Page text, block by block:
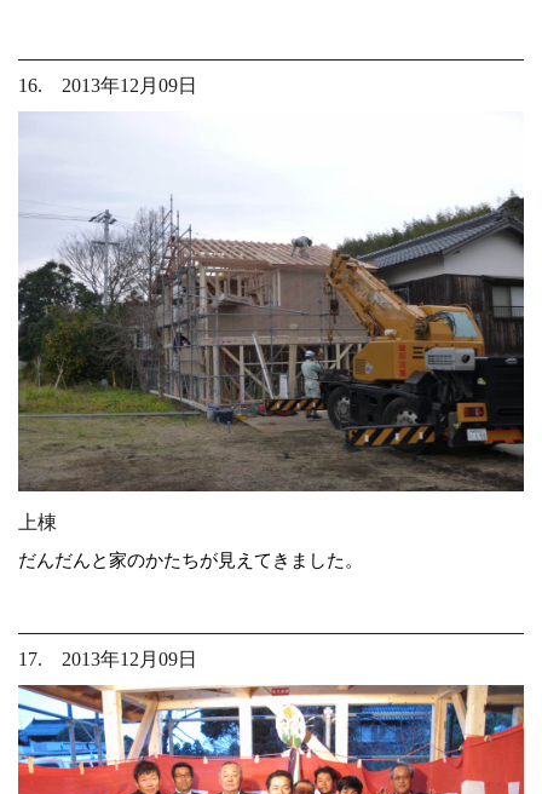
16. 2013年12月09日
上棟
だんだんと家のかたちが見えてきました。
17. 2013年12月09日